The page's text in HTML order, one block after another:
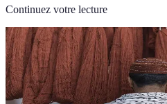
Continuez votre lecture